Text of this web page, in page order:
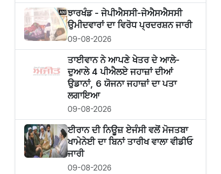
ਝਾਰਖੰਡ - ਜੇਪੀਐਸਸੀ-ਜੇਐਸਐਸਸੀ
ਉਮੀਦਵਾਰਾਂ ਦਾ ਵਿਰੋਧ ਪ੍ਰਦਰਸ਼ਨ ਜਾਰੀ
09-08-2026
ਤਾਈਵਾਨ ਨੇ ਆਪਣੇ ਖੇਤਰ ਦੇ ਆਲੇ-
ਦੁਆਲੇ 4 ਪੀਐਲਏ ਜਹਾਜ਼ਾਂ ਦੀਆਂ
ਉਡਾਨਾਂ, 6 ਯੋਜਨਾ ਜਹਾਜ਼ਾਂ ਦਾ ਪਤਾ
ਲਗਾਇਆ
09-08-2026
ਈਰਾਨ ਦੀ ਨਿਊਜ਼ ਏਜੰਸੀ ਵਲੋਂ ਮੋਜਤਬਾ
ਖਾਮੇਨੇਈ ਦਾ ਬਿਨਾਂ ਤਾਰੀਖ ਵਾਲਾ ਵੀਡੀਓ
ਜਾਰੀ
09-08-2026